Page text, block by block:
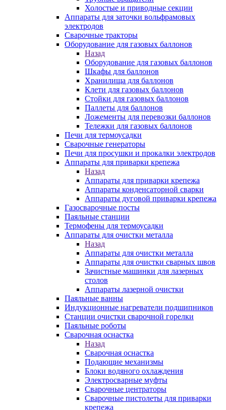
Холостые и приводные секции
Аппараты для заточки вольфрамовых
электродов
Сварочные тракторы
Оборудование для газовых баллонов
Назад
Оборудование для газовых баллонов
Шкафы для баллонов
Хранилища для баллонов
Клети для газовых баллонов
Стойки для газовых баллонов
Паллеты для баллонов
Ложементы для перевозки баллонов
Тележки для газовых баллонов
Печи для термоусадки
Сварочные генераторы
Печи для просушки и прокалки электродов
Аппараты для приварки крепежа
Назад
Аппараты для приварки крепежа
Аппараты конденсаторной сварки
Аппараты дуговой приварки крепежа
Газосварочные посты
Паяльные станции
Термофены для термоусадки
Аппараты для очистки металла
Назад
Аппараты для очистки металла
Аппараты для очистки сварных швов
Зачистные машинки для лазерных
столов
Аппараты лазерной очистки
Паяльные ванны
Индукционные нагреватели подшипников
Станции очистки сварочной горелки
Паяльные роботы
Сварочная оснастка
Назад
Сварочная оснастка
Подающие механизмы
Блоки водяного охлаждения
Электросварные муфты
Сварочные центраторы
Сварочные пистолеты для приварки
крепежа